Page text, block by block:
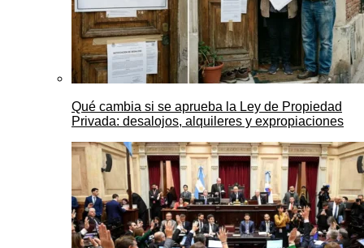
Qué cambia si se aprueba la Ley de Propiedad
Privada: desalojos, alquileres y expropiaciones